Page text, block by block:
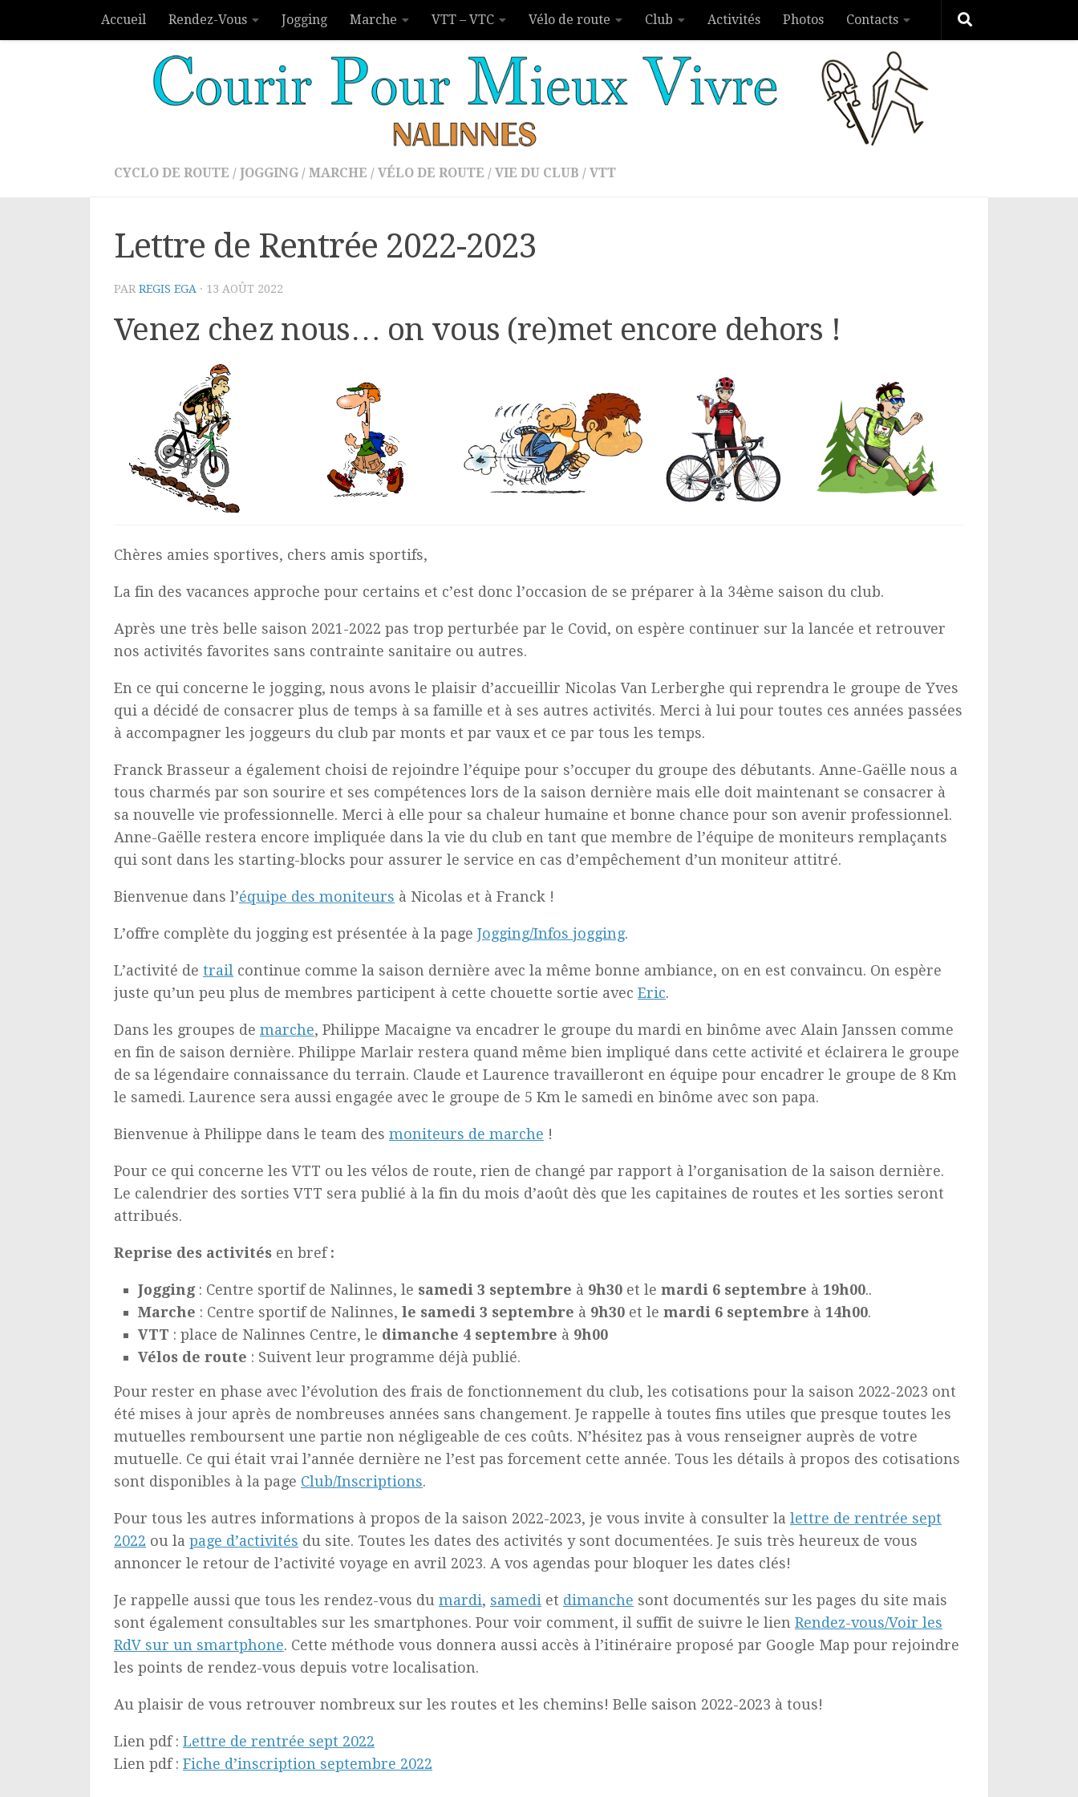
Skip to contentAccueil Rendez-Vous Jogging Marche VTT – VTC Vélo de route Club Activités Photos Contacts
CYCLO DE ROUTE / JOGGING / MARCHE / VÉLO DE ROUTE / VIE DU CLUB / VTT
Lettre de Rentrée 2022-2023
PAR REGIS EGA · 13 AOÛT 2022
Venez chez nous… on vous (re)met encore dehors !
Chères amies sportives, chers amis sportifs,
La fin des vacances approche pour certains et c’est donc l’occasion de se préparer à la 34ème saison du club.
Après une très belle saison 2021-2022 pas trop perturbée par le Covid, on espère continuer sur la lancée et retrouver
nos activités favorites sans contrainte sanitaire ou autres.
En ce qui concerne le jogging, nous avons le plaisir d’accueillir Nicolas Van Lerberghe qui reprendra le groupe de Yves
qui a décidé de consacrer plus de temps à sa famille et à ses autres activités. Merci à lui pour toutes ces années passées
à accompagner les joggeurs du club par monts et par vaux et ce par tous les temps.
Franck Brasseur a également choisi de rejoindre l’équipe pour s’occuper du groupe des débutants. Anne-Gaëlle nous a
tous charmés par son sourire et ses compétences lors de la saison dernière mais elle doit maintenant se consacrer à
sa nouvelle vie professionnelle. Merci à elle pour sa chaleur humaine et bonne chance pour son avenir professionnel.
Anne-Gaëlle restera encore impliquée dans la vie du club en tant que membre de l’équipe de moniteurs remplaçants
qui sont dans les starting-blocks pour assurer le service en cas d’empêchement d’un moniteur attitré.
Bienvenue dans l’équipe des moniteurs à Nicolas et à Franck !
L’offre complète du jogging est présentée à la page Jogging/Infos jogging.
L’activité de trail continue comme la saison dernière avec la même bonne ambiance, on en est convaincu. On espère
juste qu’un peu plus de membres participent à cette chouette sortie avec Eric.
Dans les groupes de marche, Philippe Macaigne va encadrer le groupe du mardi en binôme avec Alain Janssen comme
en fin de saison dernière. Philippe Marlair restera quand même bien impliqué dans cette activité et éclairera le groupe
de sa légendaire connaissance du terrain. Claude et Laurence travailleront en équipe pour encadrer le groupe de 8 Km
le samedi. Laurence sera aussi engagée avec le groupe de 5 Km le samedi en binôme avec son papa.
Bienvenue à Philippe dans le team des moniteurs de marche !
Pour ce qui concerne les VTT ou les vélos de route, rien de changé par rapport à l’organisation de la saison dernière.
Le calendrier des sorties VTT sera publié à la fin du mois d’août dès que les capitaines de routes et les sorties seront
attribués.
Reprise des activités en bref:
Jogging: Centre sportif de Nalinnes, le samedi 3 septembre à 9h30 et le mardi 6 septembre à 19h00..
Marche : Centre sportif de Nalinnes, le samedi 3 septembre à 9h30 et le mardi 6 septembre à 14h00.
VTT : place de Nalinnes Centre, le dimanche 4 septembre à 9h00
Vélos de route : Suivent leur programme déjà publié.
Pour rester en phase avec l’évolution des frais de fonctionnement du club, les cotisations pour la saison 2022-2023 ont
été mises à jour après de nombreuses années sans changement. Je rappelle à toutes fins utiles que presque toutes les
mutuelles remboursent une partie non négligeable de ces coûts. N’hésitez pas à vous renseigner auprès de votre
mutuelle. Ce qui était vrai l’année dernière ne l’est pas forcement cette année. Tous les détails à propos des cotisations
sont disponibles à la page Club/Inscriptions.
Pour tous les autres informations à propos de la saison 2022-2023, je vous invite à consulter la lettre de rentrée sept
2022 ou la page d’activités du site. Toutes les dates des activités y sont documentées. Je suis très heureux de vous
annoncer le retour de l’activité voyage en avril 2023. A vos agendas pour bloquer les dates clés!
Je rappelle aussi que tous les rendez-vous du mardi, samedi et dimanche sont documentés sur les pages du site mais
sont également consultables sur les smartphones. Pour voir comment, il suffit de suivre le lien Rendez-vous/Voir les
RdV sur un smartphone. Cette méthode vous donnera aussi accès à l’itinéraire proposé par Google Map pour rejoindre
les points de rendez-vous depuis votre localisation.
Au plaisir de vous retrouver nombreux sur les routes et les chemins! Belle saison 2022-2023 à tous!
Lien pdf : Lettre de rentrée sept 2022
Lien pdf : Fiche d’inscription septembre 2022